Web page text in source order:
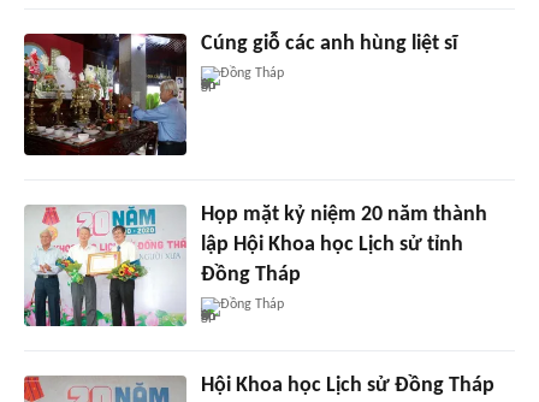
Cúng giỗ các anh hùng liệt sĩ
Đồng Tháp
Họp mặt kỷ niệm 20 năm thành
lập Hội Khoa học Lịch sử tỉnh
Đồng Tháp
Đồng Tháp
Hội Khoa học Lịch sử Đồng Tháp